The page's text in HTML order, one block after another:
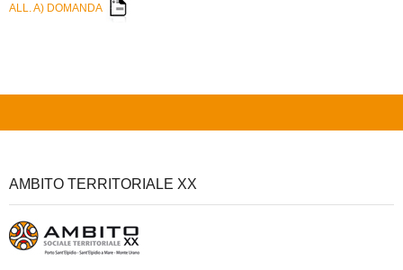
ALL. A) DOMANDA
AMBITO TERRITORIALE XX